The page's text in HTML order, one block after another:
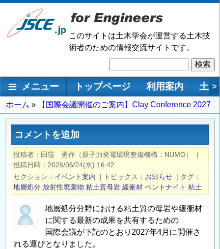
メ
ン
移
このサイトは土木学会が運営する土木技
術者のための情報交流サイトです。
索
メインナビゲーション
メニュー トップページ 利用案内 土 >
パ
ン
ず
ホーム 【国際会議開催のご案内】Clay Conference 2027
コメントを追加
投稿者 田窪 勇作（原子力発電環境整備機構：NUMO）
|
投稿日時
2026/06/24(水) 16:42
セクション
イベント案内 | トピックス お知らせ | タグ
地層処分 放射性廃棄物 粘土質母岩 緩衝材 ベントナイト 粘土
地層処分分野における粘土質の母岩や緩衝材
に関する最新の成果を共有するための
国際会議が下記のとおり2027年4月に開催さ
れる運びとなりました。